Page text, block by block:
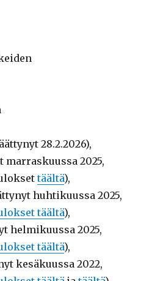
28.2.2026),
marraskuussa 2025,
täältä),
huhtikuussa 2025,
täältä),
helmikuussa 2025,
täältä),
kesäkuussa 2022,